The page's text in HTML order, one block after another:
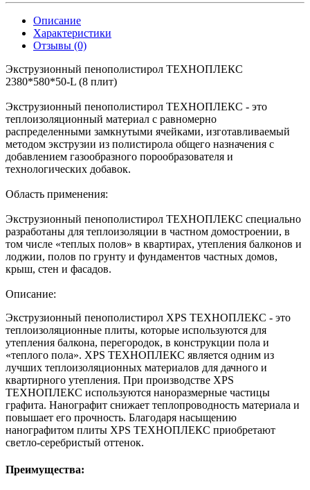
Описание
Характеристики
Отзывы (0)
Экструзионный пенополистирол ТЕХНОПЛЕКС
2380*580*50-L (8 плит)
Экструзионный пенополистирол ТЕХНОПЛЕКС - это
теплоизоляционный материал с равномерно
распределенными замкнутыми ячейками, изготавливаемый
методом экструзии из полистирола общего назначения с
добавлением газообразного порообразователя и
технологических добавок.
Область применения:
Экструзионный пенополистирол ТЕХНОПЛЕКС специально
разработаны для теплоизоляции в частном домостроении, в
том числе «теплых полов» в квартирах, утепления балконов и
лоджии, полов по грунту и фундаментов частных домов,
крыш, стен и фасадов.
Описание:
Экструзионный пенополистирол XPS ТЕХНОПЛЕКС - это
теплоизоляционные плиты, которые используются для
утепления балкона, перегородок, в конструкции пола и
«теплого пола». XPS ТЕХНОПЛЕКС является одним из
лучших теплоизоляционных материалов для дачного и
квартирного утепления. При производстве XPS
ТЕХНОПЛЕКС используются наноразмерные частицы
графита. Нанографит снижает теплопроводность материала и
повышает его прочность. Благодаря насыщению
нанографитом плиты XPS ТЕХНОПЛЕКС приобретают
светло-серебристый оттенок.
Преимущества: